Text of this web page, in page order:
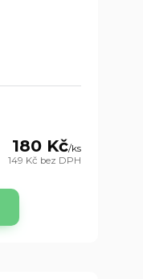
180 Kč/ks
149 Kč bez DPH